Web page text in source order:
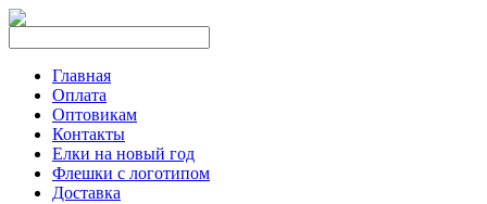
Главная
Оплата
Оптовикам
Контакты
Елки на новый год
Флешки с логотипом
Доставка